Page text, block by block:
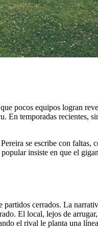
pocos equipos logran
temporadas recientes,
se escribe con
insiste en que el
cerrados. La
El local, lejos de
el rival le planta una